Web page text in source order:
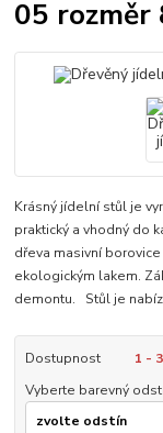
05 rozměr
Krásný jídelní stůl je
praktický a vhodný do
dřeva masivní
ekologickým lakem.
demontu. Stůl je
Dostupnost
1 -
Vyberte barevný